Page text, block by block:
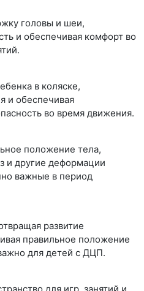
головы и шеи,
и обеспечивая комфорт во
в коляске,
и обеспечивая
во время движения.
положение тела,
и другие деформации
важные в период
развитие
правильное положение
для детей с ДЦП.